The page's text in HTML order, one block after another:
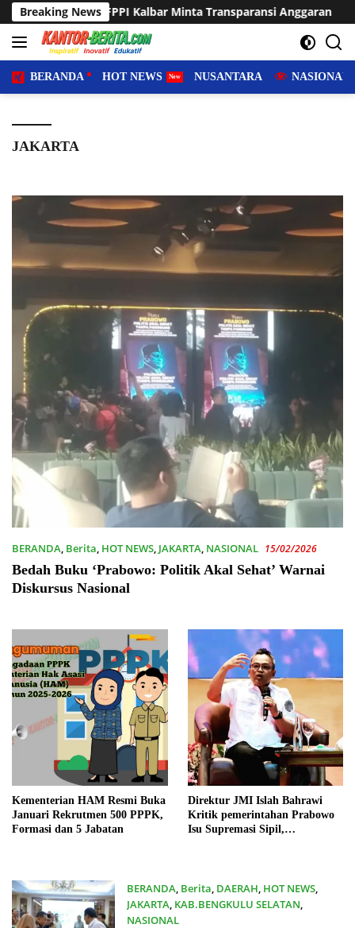
Langsung
ke
konten
Breaking News
Kalbar Minta Transparansi Anggaran Sering Dilanda
BERANDA HOT NEWS NUSANTARA NASIONAL
JAKARTA
BERANDA, Berita, HOT NEWS, JAKARTA, NASIONAL 15/02/2026
Bedah Buku ‘Prabowo: Politik Akal Sehat’ Warnai
Diskursus Nasional
Kementerian HAM Resmi Buka
Januari Rekrutmen 500 PPPK,
Formasi dan 5 Jabatan
Direktur JMI Islah Bahrawi
Kritik pemerintahan Prabowo
Isu Supremasi Sipil,
BERANDA Berita DAERAH HOT NEWS,
JAKARTA KAB.BENGKULU SELATAN
NASIONAL